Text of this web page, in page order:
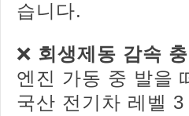
습니다.
❌ 회생제동 감속
엔진 가동 중 발을
국산 전기차 레벨